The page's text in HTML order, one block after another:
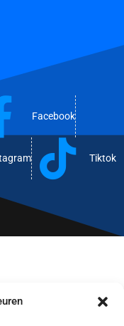
Facebook
Tiktok